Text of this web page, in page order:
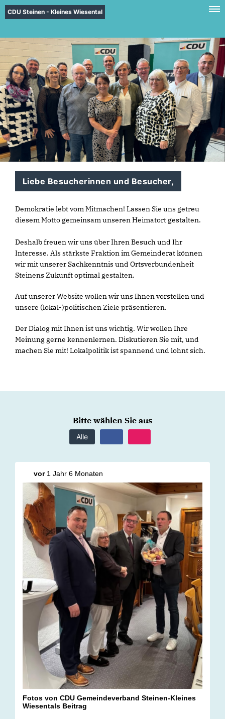
CDU Steinen - Kleines Wiesental
Liebe Besucherinnen und Besucher,
Demokratie lebt vom Mitmachen! Lassen Sie uns getreu
diesem Motto gemeinsam unseren Heimatort gestalten.
Deshalb freuen wir uns über Ihren Besuch und Ihr
Interesse. Als stärkste Fraktion im Gemeinderat können
wir mit unserer Sachkenntnis und Ortsverbundenheit
Steinens Zukunft optimal gestalten.
Auf unserer Website wollen wir uns Ihnen vorstellen und
unsere (lokal-)politischen Ziele präsentieren.
Der Dialog mit Ihnen ist uns wichtig. Wir wollen Ihre
Meinung gerne kennenlernen. Diskutieren Sie mit, und
machen Sie mit! Lokalpolitik ist spannend und lohnt sich.
Bitte wählen Sie aus
Alle
vor1 Jahr 6 Monaten
Fotos von CDU Gemeindeverband Steinen-Kleines
Wiesentals Beitrag